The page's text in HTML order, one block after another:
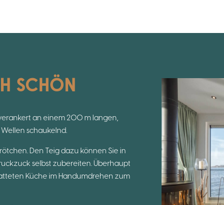
SCHÖN
an einem 200 m langen,
schaukelnd.
Den Teig dazu können Sie in
selbst zubereiten. Überhaupt
Küche im Handumdrehen zum